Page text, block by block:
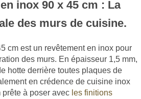
inox 90 x 45 cm : La
des murs de cuisine.
cm est un revêtement en inox pour
des murs. En épaisseur 1,5 mm,
hotte derrière toutes plaques de
en crédence de cuisine inox
à poser avec les finitions